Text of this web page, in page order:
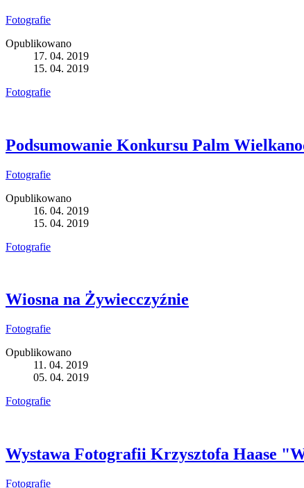
Fotografie
Opublikowano
17. 04. 2019
15. 04. 2019
Fotografie
Podsumowanie Konkursu Palm
Fotografie
Opublikowano
16. 04. 2019
15. 04. 2019
Fotografie
Wiosna na Żywiecczyźnie
Fotografie
Opublikowano
11. 04. 2019
05. 04. 2019
Fotografie
Wystawa Fotografii Krzysztofa Haase
Fotografie